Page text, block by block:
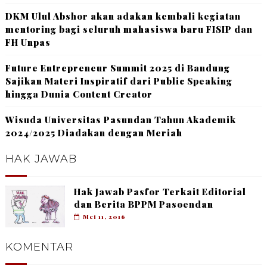
DKM Ulul Abshor akan adakan kembali kegiatan
mentoring bagi seluruh mahasiswa baru FISIP dan
FH Unpas
Future Entrepreneur Summit 2025 di Bandung
Sajikan Materi Inspiratif dari Public Speaking
hingga Dunia Content Creator
Wisuda Universitas Pasundan Tahun Akademik
2024/2025 Diadakan dengan Meriah
HAK JAWAB
Hak Jawab Pasfor Terkait Editorial
dan Berita BPPM Pasoendan
Mei 11, 2016
KOMENTAR